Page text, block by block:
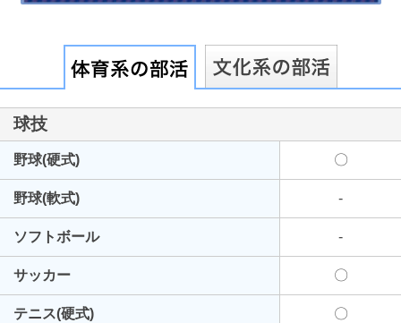
東京都立紅葉川高等学校
ブックマークした学校
ブックマークした学校はありません
球技
野球(硬式) 〇
野球(軟式) -
ソフトボール -
サッカー 〇
テニス(硬式) 〇